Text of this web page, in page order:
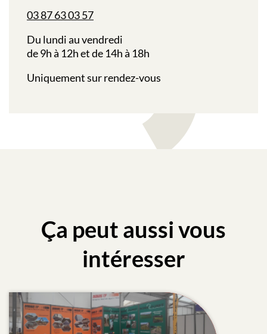
03 87 63 03 57
Du lundi au vendredi
de 9h à 12h et de 14h à 18h
Uniquement sur rendez-vous
Ça peut aussi vous
intéresser